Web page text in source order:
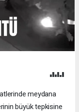
meydana
büyük tepkisine